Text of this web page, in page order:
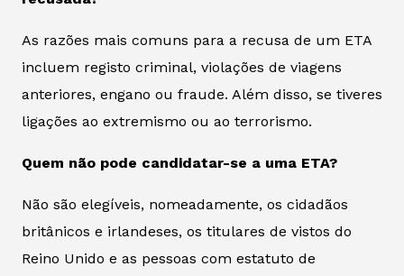
As razões mais comuns para a recusa de um ETA
incluem registo criminal, violações de viagens
anteriores, engano ou fraude. Além disso, se tiveres
ligações ao extremismo ou ao terrorismo.
Quem não pode candidatar-se a uma ETA?
Não são elegíveis, nomeadamente, os cidadãos
britânicos e irlandeses, os titulares de vistos do
Reino Unido e as pessoas com estatuto de